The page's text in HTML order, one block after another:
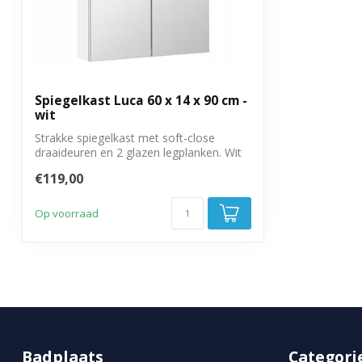
Spiegelkast Luca 60 x 14 x 90 cm -
wit
Strakke spiegelkast met soft-close
draaideuren en 2 glazen legplanken. Wit
€119,00
Op voorraad
Badplaats